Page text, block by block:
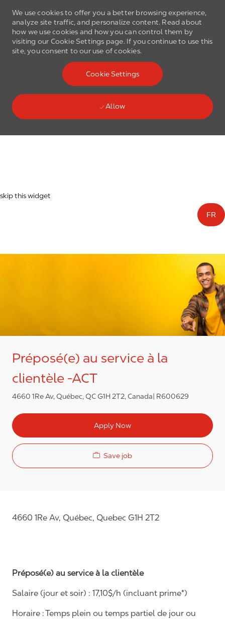
We use cookies to offer you a better browsing experience,
analyze site traffic, and personalize content. Read about
how we use cookies and how you can control them by
visiting our Cookie Settings page. If you continue to use this
site, you consent to our use of cookies.
Cookie Settings
Allow
Skip to main content
skip this widget
FR
Préposé(e) au service à la
clientèle -ACT
4660 1Re Av, Québec, QC G1H 2T2, Canada R600629
Apply Now
Save job
4660 1Re Av, Québec, Quebec G1H 2T2
Préposé(e) au service à la clientèle
Salaire (jour et soir) : 17,10$/h (incluant prime*)
Horaire :Temps plein ou temps partiel de jour ou